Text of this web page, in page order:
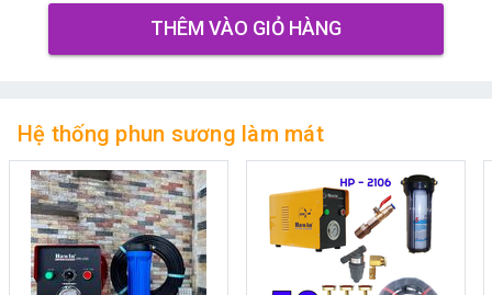
THÊM VÀO GIỎ HÀNG
Hệ thống phun sương làm mát